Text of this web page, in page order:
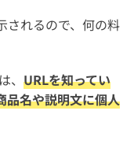
されるので、何の料
、 URLを知ってい
品名や説明文に個人